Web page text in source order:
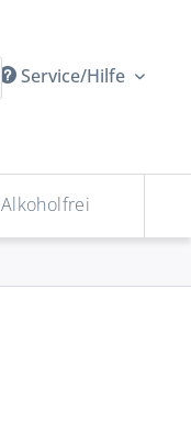
Service/Hilfe
Alkoholfrei